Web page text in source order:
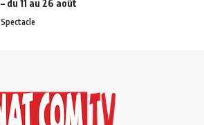
– du 11 au 26 août
Spectacle